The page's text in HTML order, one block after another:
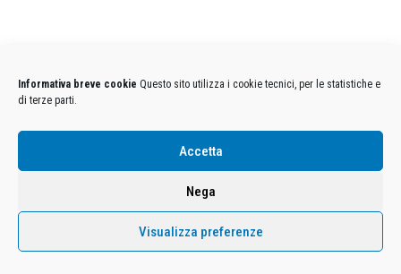
Informativa breve cookie Questo sito utilizza i cookie tecnici, per le statistiche e
di terze parti.
Accetta
Nega
Visualizza preferenze